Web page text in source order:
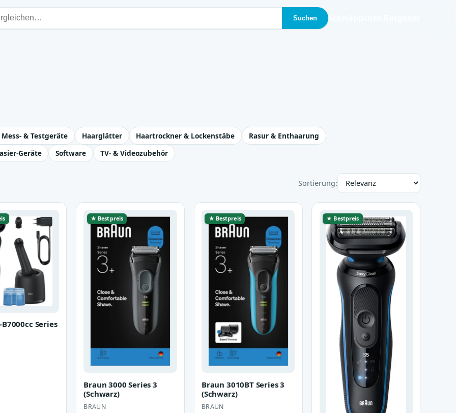
Suchen
& Testgeräte Haarglätter Haartrockner & Lockenstäbe
Rasur & Enthaarung
Geräte Software TV- & Videozubehör
Sortierung:
Series
★ Bestpreis
Braun 3000 Series 3
(Schwarz)
BRAUN
★ Bestpreis
Braun 3010BT Series 3
(Schwarz)
BRAUN
★ Bestpreis